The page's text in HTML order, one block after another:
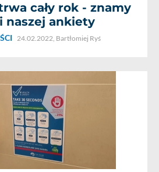
cały rok - znamy
naszej ankiety
24.02.2022, Bartłomiej Ryś